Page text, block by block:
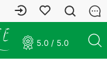
5.0 / 5.0